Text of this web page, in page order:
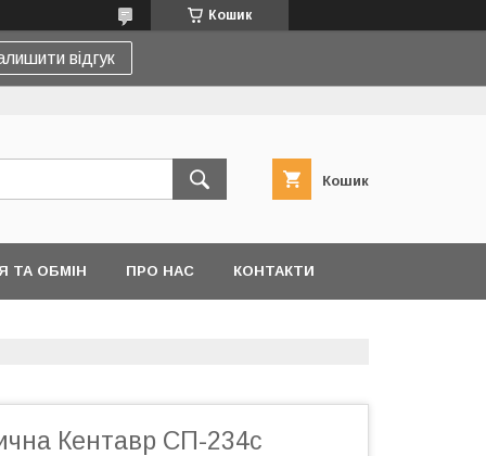
Кошик
відгук
Кошик
ТА ОБМІН ПРО НАС КОНТАКТИ
Кентавр СП-234c